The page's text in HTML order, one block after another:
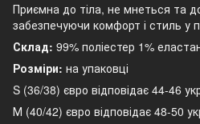
Приємна до тіла, не мнеться та
забезпечуючи комфорт і стиль у
Склад: 99% поліестер 1%
Розміри: на упаковці
S (36/38) євро відповідає 44-46
М (40/42) євро відповідає 48-50